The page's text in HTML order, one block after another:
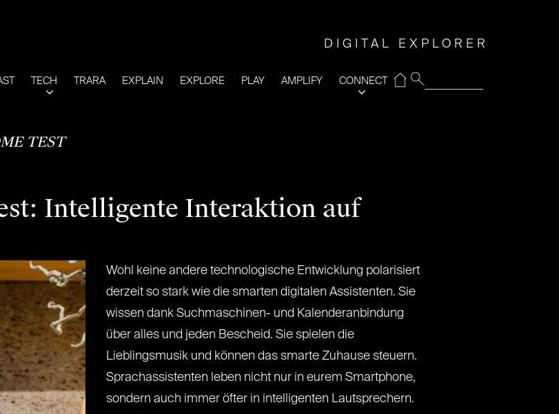
DIGITAL EXPLORER
TECH TRARA EXPLAIN EXPLORE PLAY AMPLIFY CONNECT
⌂
TEST
Intelligente Interaktion auf
Wohl keine andere technologische Entwicklung polarisiert
derzeit so stark wie die smarten digitalen Assistenten. Sie
wissen dank Suchmaschinen- und Kalenderanbindung
über alles und jeden Bescheid. Sie spielen die
Lieblingsmusik und können das smarte Zuhause steuern.
Sprachassistenten leben nicht nur in eurem Smartphone,
sondern auch immer öfter in intelligenten Lautsprechern.